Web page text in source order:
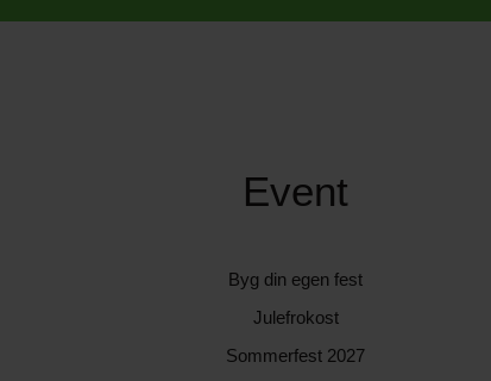
Event
Byg din egen fest
Julefrokost
Sommerfest 2027